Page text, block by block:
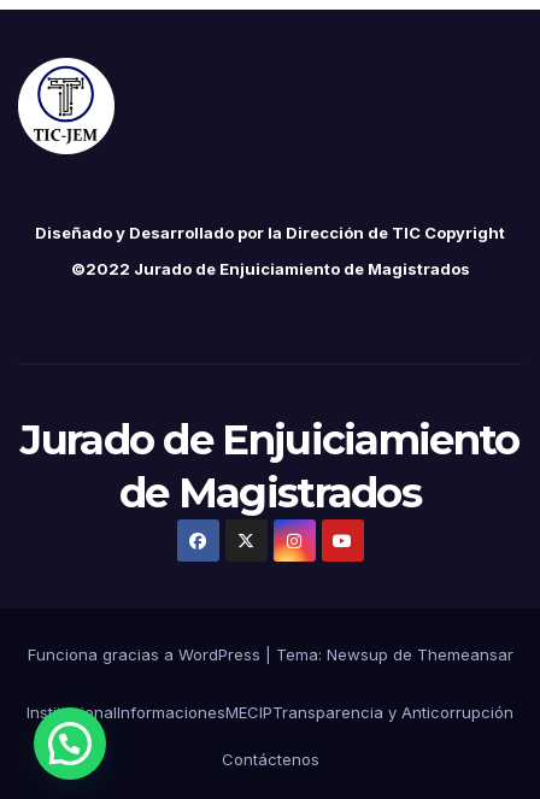
Diseñado y Desarrollado por la Dirección de TIC Copyright
©2022 Jurado de Enjuiciamiento de Magistrados
Jurado de Enjuiciamiento
de Magistrados
Funciona gracias a WordPress Tema: Newsup de Themeansar
InstitucionalInformacionesMECIPTransparencia y Anticorrupción
Contáctenos